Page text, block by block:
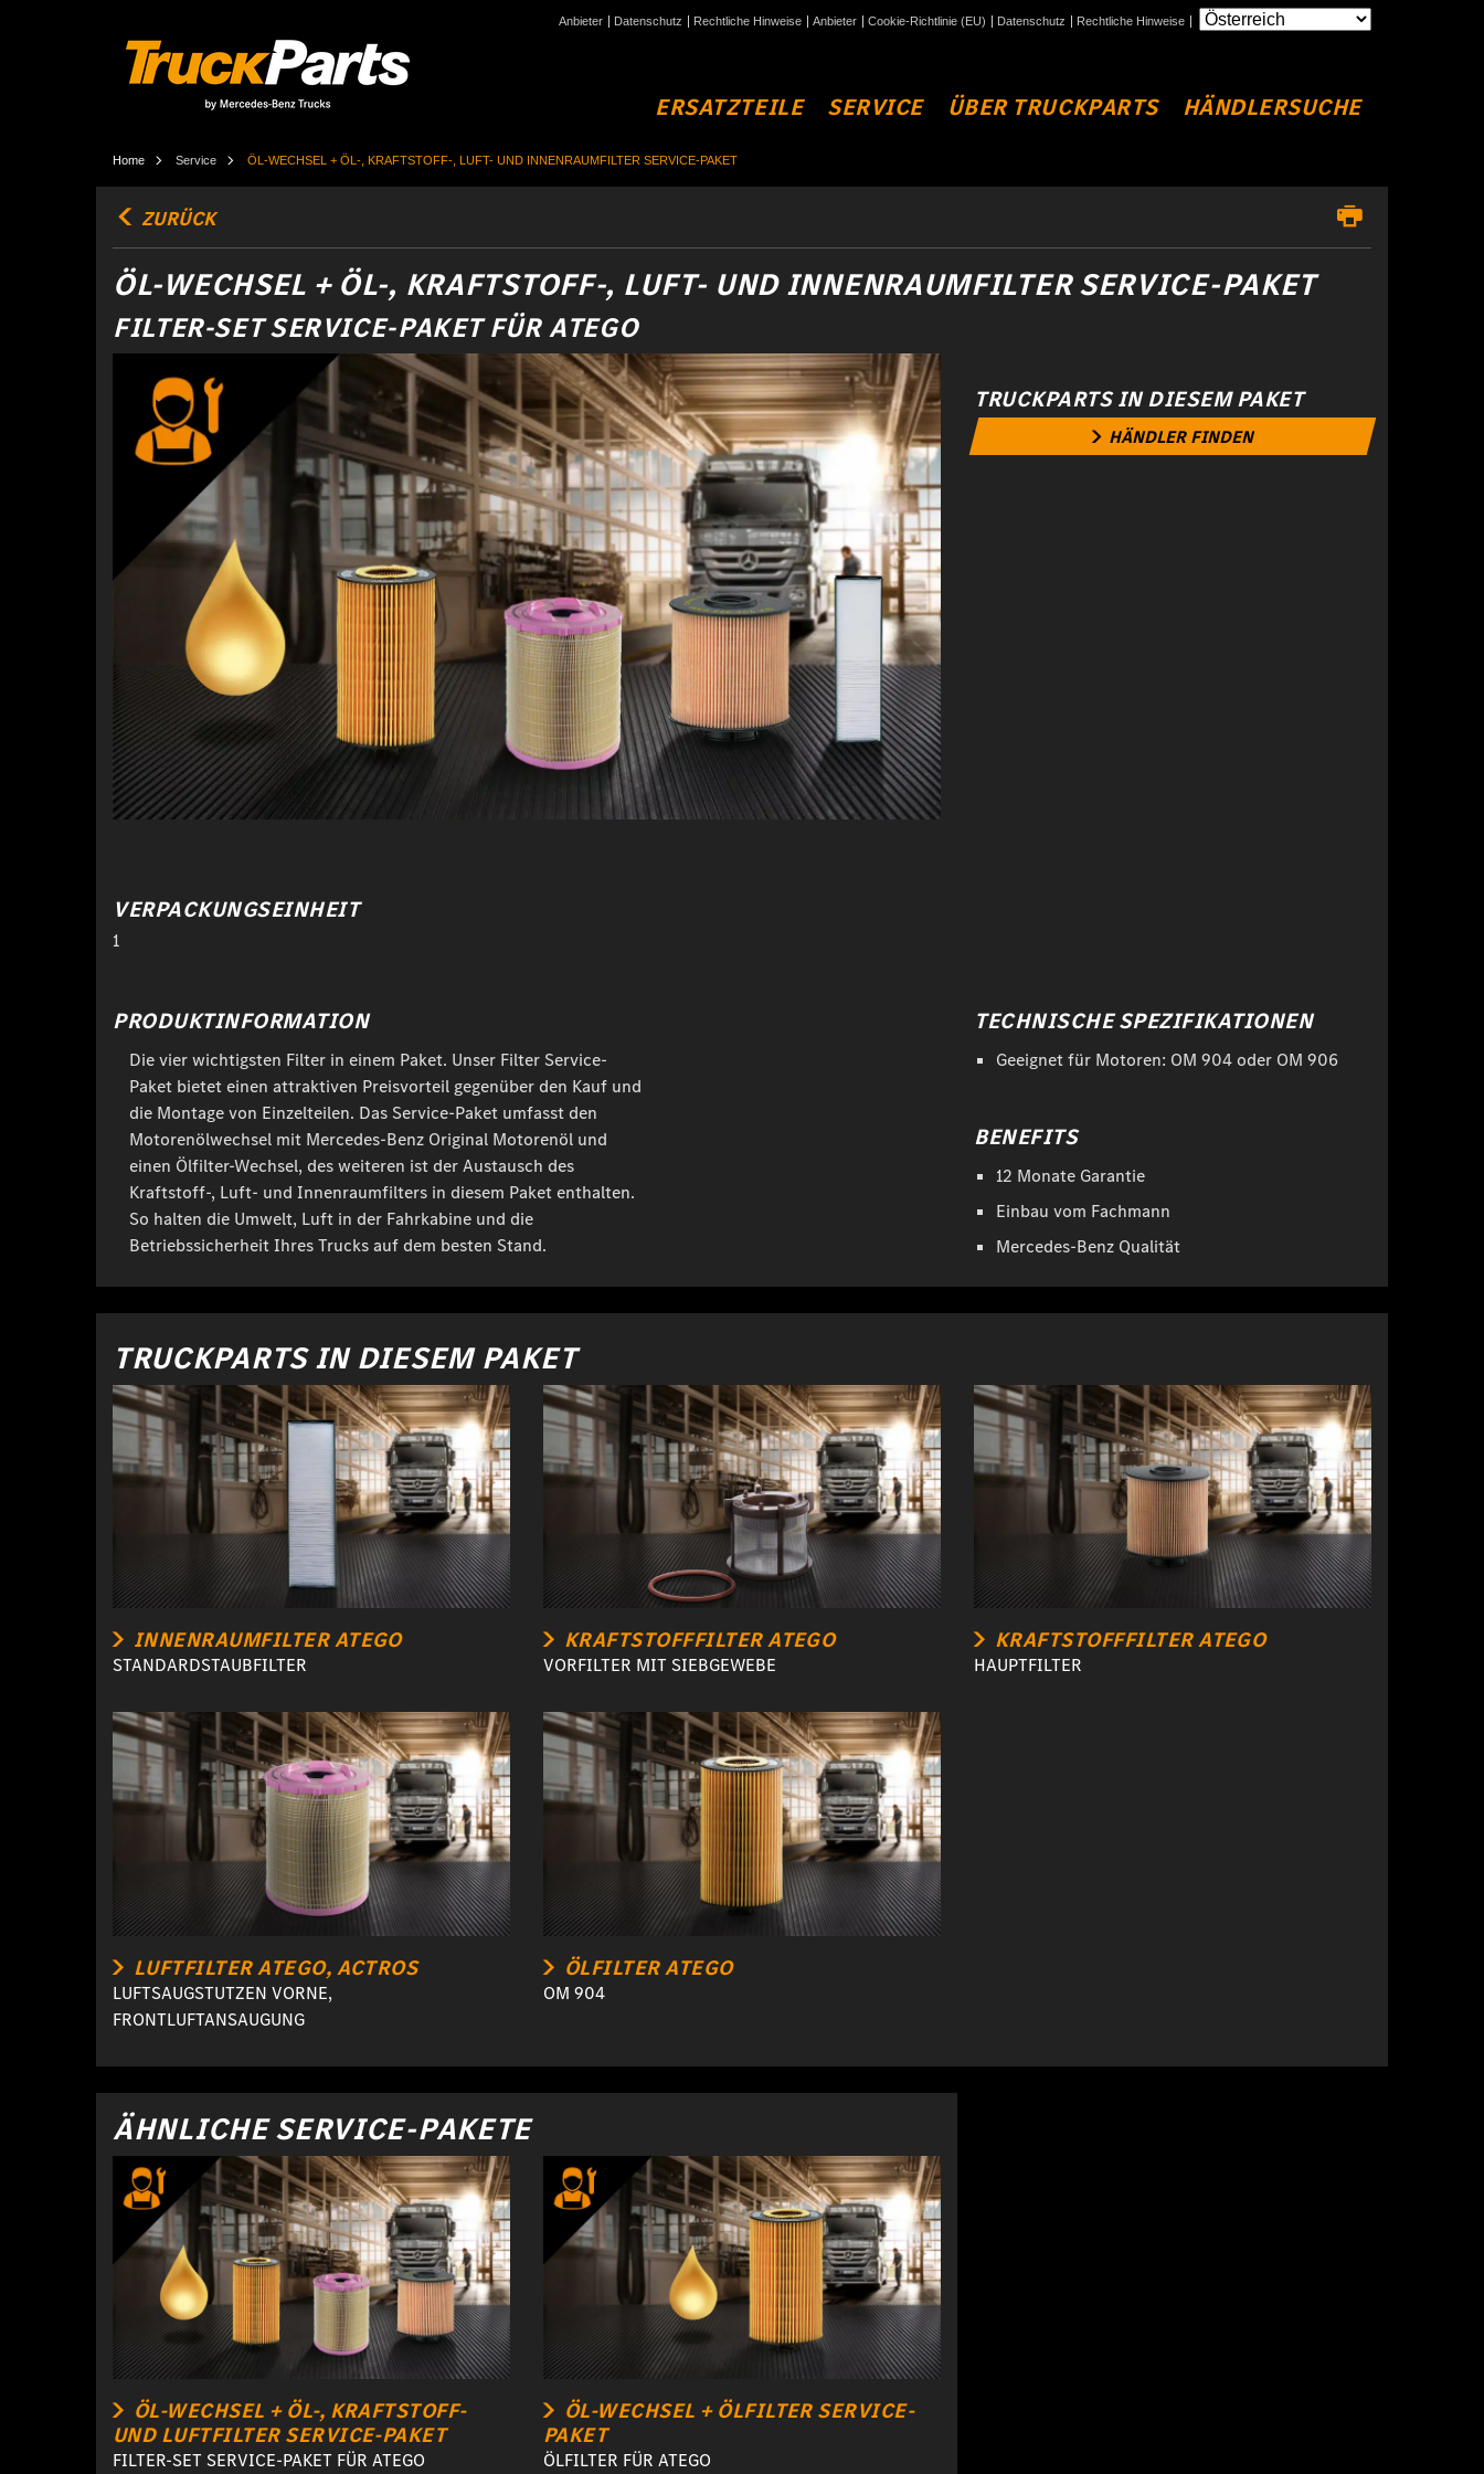
Anbieter Datenschutz Rechtliche Hinweise Anbieter Cookie-Richtlinie (EU) Datenschutz Rechtliche Hinweise
ERSATZTEILE SERVICE ÜBER TRUCKPARTS HÄNDLERSUCHE
Home Service ÖL-WECHSEL + ÖL-, KRAFTSTOFF-, LUFT- UND INNENRAUMFILTER SERVICE-PAKET
ZURÜCK
ÖL-WECHSEL + ÖL-, KRAFTSTOFF-, LUFT- UND INNENRAUMFILTER SERVICE-PAKET
FILTER-SET SERVICE-PAKET FÜR ATEGO
TRUCKPARTS IN DIESEM PAKET
HÄNDLER FINDEN
VERPACKUNGSEINHEIT
1
PRODUKTINFORMATION
Die vier wichtigsten Filter in einem Paket. Unser Filter Service-
Paket bietet einen attraktiven Preisvorteil gegenüber den Kauf und
die Montage von Einzelteilen. Das Service-Paket umfasst den
Motorenölwechsel mit Mercedes-Benz Original Motorenöl und
einen Ölfilter-Wechsel, des weiteren ist der Austausch des
Kraftstoff-, Luft- und Innenraumfilters in diesem Paket enthalten.
So halten die Umwelt, Luft in der Fahrkabine und die
Betriebssicherheit Ihres Trucks auf dem besten Stand.
TECHNISCHE SPEZIFIKATIONEN
Geeignet für Motoren: OM 904 oder OM 906
BENEFITS
12 Monate Garantie
Einbau vom Fachmann
Mercedes-Benz Qualität
TRUCKPARTS IN DIESEM PAKET
INNENRAUMFILTER ATEGO
STANDARDSTAUBFILTER
KRAFTSTOFFFILTER ATEGO
VORFILTER MIT SIEBGEWEBE
KRAFTSTOFFFILTER ATEGO
HAUPTFILTER
LUFTFILTER ATEGO, ACTROS
LUFTSAUGSTUTZEN VORNE,
FRONTLUFTANSAUGUNG
ÖLFILTER ATEGO
OM 904
ÄHNLICHE SERVICE-PAKETE
ÖL-WECHSEL + ÖL-, KRAFTSTOFF-
UND LUFTFILTER SERVICE-PAKET
FILTER-SET SERVICE-PAKET FÜR ATEGO
ÖL-WECHSEL + ÖLFILTER SERVICE-
PAKET
ÖLFILTER FÜR ATEGO